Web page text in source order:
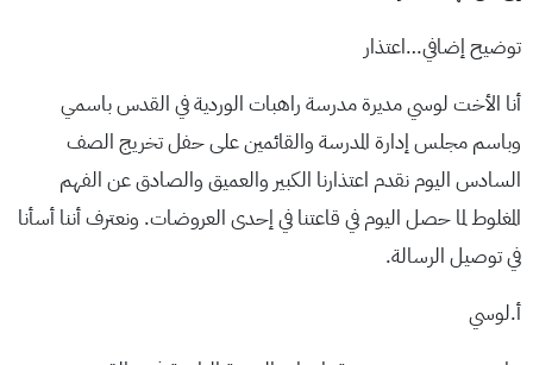
توضيح إضافي…اعتذار
أنا الأخت لوسي مديرة مدرسة راهبات الوردية في القدس باسمي
وباسم مجلس إدارة المدرسة والقائمين على حفل تخريج الصف
السادس اليوم نقدم اعتذارنا الكبير والعميق والصادق عن الفهم
المغلوط لما حصل اليوم في قاعتنا في إحدى العروضات. ونعترف أننا أسأنا
في توصيل الرسالة.
أ.لوسي